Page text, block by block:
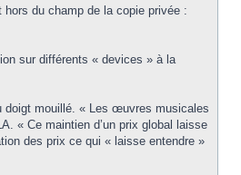
du champ de la copie privée :
sur différents « devices » à la
doigt mouillé. « Les œuvres musicales
« Ce maintien d’un prix global laisse
des prix ce qui « laisse entendre »